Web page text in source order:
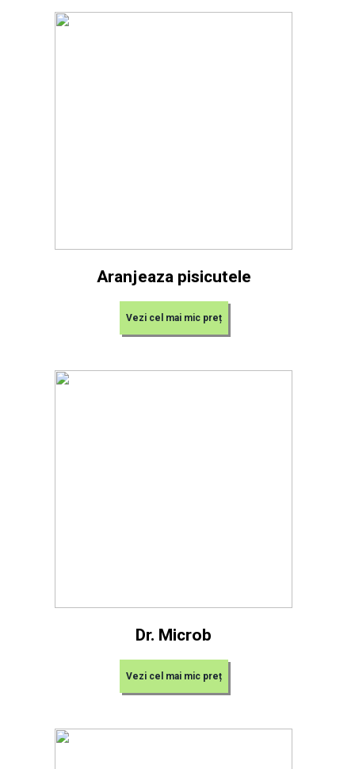
Aranjeaza pisicutele
Vezi cel mai mic preț
Dr. Microb
Vezi cel mai mic preț